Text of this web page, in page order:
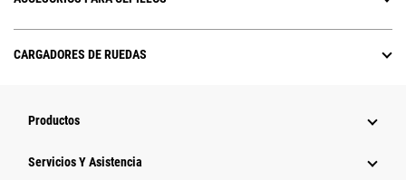
CARGADORES DE RUEDAS
Productos
Servicios Y Asistencia